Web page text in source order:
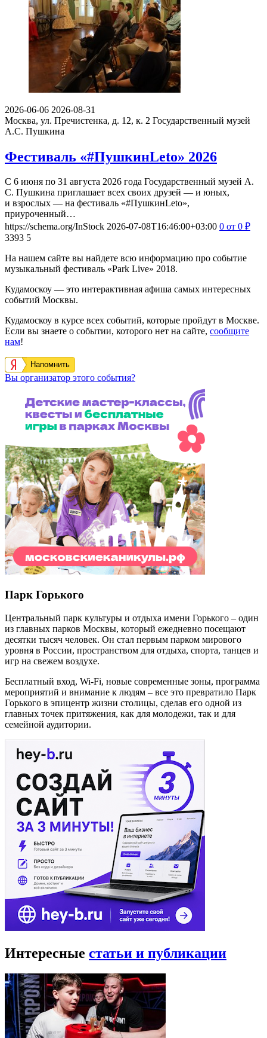
2026-06-06 2026-08-31
Москва, ул. Пречистенка, д. 12, к. 2 Государственный музей
А.С. Пушкина
Фестиваль «#ПушкинLeto» 2026
С 6 июня по 31 августа 2026 года Государственный музей А.
С. Пушкина приглашает всех своих друзей — и юных,
и взрослых — на фестиваль «#ПушкинLeto»,
приуроченный…
https://schema.org/InStock 2026-07-08T16:46:00+03:00 0 от 0 ₽
3393 5
На нашем сайте вы найдете всю информацию про событие
музыкальный фестиваль «Park Live» 2018.
Кудамоскоу — это интерактивная афиша самых интересных
событий Москвы.
Кудамоскоу в курсе всех событий, которые пройдут в Москве.
Если вы знаете о событии, которого нет на сайте, сообщите
нам!
Напомнить
Вы организатор этого события?
Парк Горького
Центральный парк культуры и отдыха имени Горького – один
из главных парков Москвы, который ежедневно посещают
десятки тысяч человек. Он стал первым парком мирового
уровня в России, пространством для отдыха, спорта, танцев и
игр на свежем воздухе.
Бесплатный вход, Wi-Fi, новые современные зоны, программа
мероприятий и внимание к людям – все это превратило Парк
Горького в эпицентр жизни столицы, сделав его одной из
главных точек притяжения, как для молодежи, так и для
семейной аудитории.
Интересные статьи и публикации